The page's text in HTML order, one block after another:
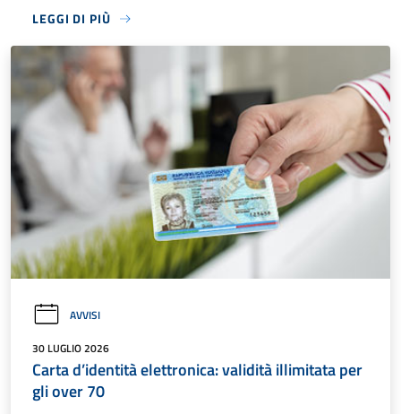
LEGGI DI PIÙ
AVVISI
30 LUGLIO 2026
Carta d’identità elettronica: validità illimitata per
gli over 70